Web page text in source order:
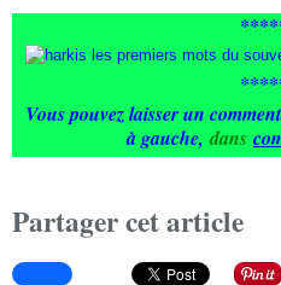
Vous pouvez laisser un
à gauche, dans
Partager cet article